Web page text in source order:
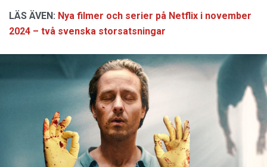
LÄS ÄVEN: Nya filmer och serier på Netflix i november
2024 – två svenska storsatsningar